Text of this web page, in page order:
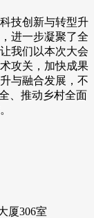
技创新与转型升
进一步凝聚了全
我们以本次大会
攻关，加快成果
与融合发展，不
、推动乡村全面
献。
厦306室